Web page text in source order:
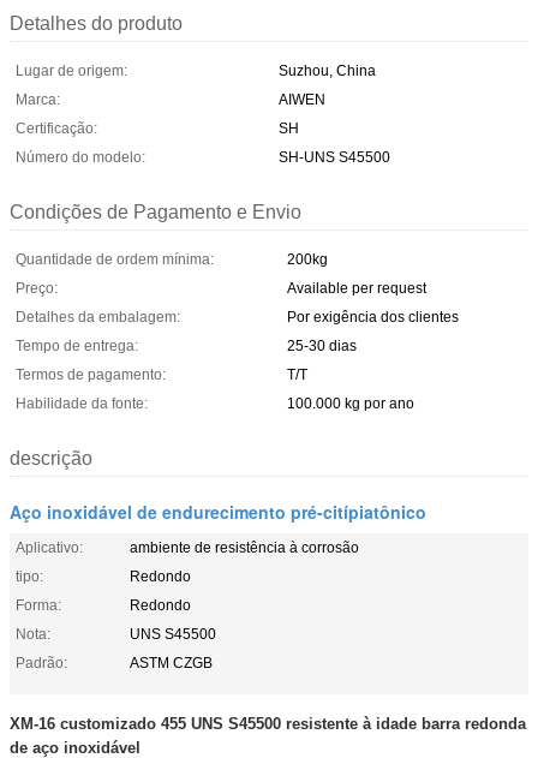
Detalhes do produto
Lugar de origem:
Suzhou, China
Marca:
AIWEN
Certificação:
SH
Número do modelo:
SH-UNS S45500
Condições de Pagamento e Envio
Quantidade de ordem mínima:
200kg
Preço:
Available per request
Detalhes da embalagem:
Por exigência dos clientes
Tempo de entrega:
25-30 dias
Termos de pagamento:
T/T
Habilidade da fonte:
100.000 kg por ano
descrição
Aço inoxidável de endurecimento pré-citípiatônico
Aplicativo:
ambiente de resistência à corrosão
tipo:
Redondo
Forma:
Redondo
Nota:
UNS S45500
Padrão:
ASTM CZGB
XM-16 customizado 455 UNS S45500 resistente à idade barra redonda
de aço inoxidável